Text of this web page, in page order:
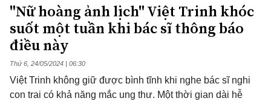
"Nữ hoàng ảnh lịch" Việt Trinh khóc
suốt một tuần khi bác sĩ thông báo
điều này
Thứ 6, 24/05/2024 | 06:30
Việt Trinh không giữ được bình tĩnh khi nghe bác sĩ nghi
con trai có khả năng mắc ung thư. Một thời gian dài hễ